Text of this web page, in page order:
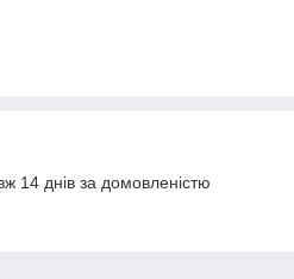
14 днів за домовленістю